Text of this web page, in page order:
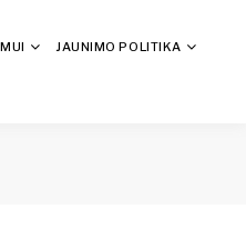
JAUNIMO POLITIKA